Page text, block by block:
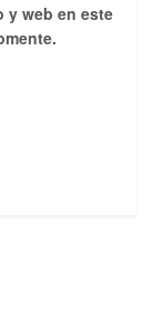
y web en este